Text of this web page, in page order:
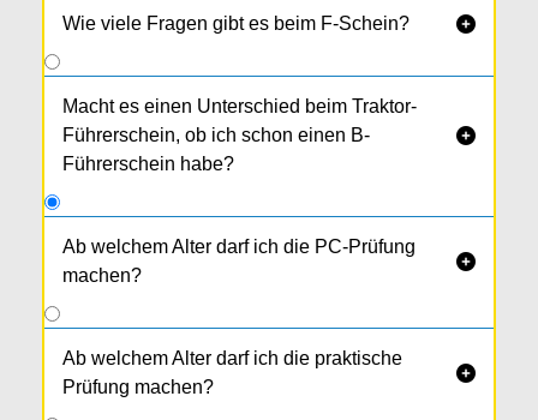
Wie viele Fragen gibt es beim F-Schein? 
Macht es einen Unterschied beim Traktor-
Führerschein, ob ich schon einen B-
Führerschein habe?

Ab welchem Alter darf ich die PC-Prüfung
machen?

Sobald du den Kurs absolviert und gut gelernt
hast. Dazu musst du noch nicht einmal 16 Jahre
alt sein.
Ab welchem Alter darf ich die praktische
Prüfung machen?
